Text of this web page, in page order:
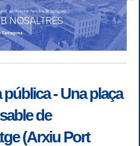
- Una plaça
de
(Arxiu Port